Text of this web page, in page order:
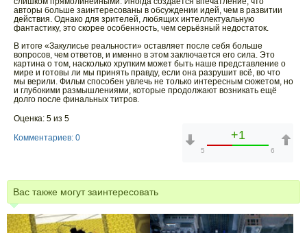
авторы больше заинтересованы в обсуждении идей, чем в развитии
действия. Однако для зрителей, любящих интеллектуальную
фантастику, это скорее особенность, чем серьёзный недостаток.
В итоге «Закулисье реальности» оставляет после себя больше
вопросов, чем ответов, и именно в этом заключается его сила. Это
картина о том, насколько хрупким может быть наше представление о
мире и готовы ли мы принять правду, если она разрушит всё, во что
мы верили. Фильм способен увлечь не только интересным сюжетом, но
и глубокими размышлениями, которые продолжают возникать ещё
долго после финальных титров.
Оценка: 5 из 5
Комментариев: 0
+1
5 6
Вас также могут заинтересовать